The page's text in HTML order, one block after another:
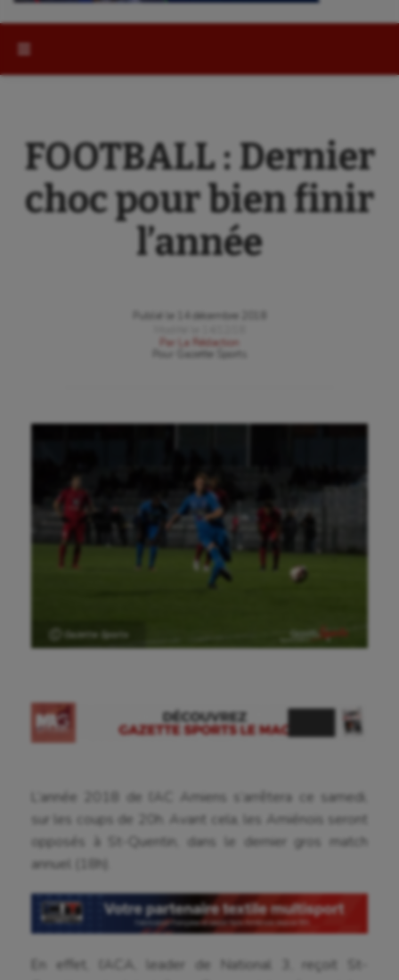
Auto
Balle à la main
Ballon au poing
Billard
FOOTBALL : Dernier
choc pour bien finir
l’année
Publié le
14 décembre 2018
Par
La Rédaction
Gazette Sports
Ⓒ Gazette Sports
L’année 2018 de l’AC Amiens s’arrêtera ce samedi,
sur les coups de 20h. Avant cela, les Amiénois seront
opposés à St-Quentin, dans le dernier gros match
annuel (18h).
En effet, l’ACA, leader de National 3, reçoit St-